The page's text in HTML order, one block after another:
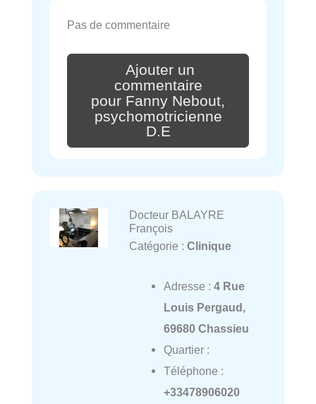
Pas de commentaire
Ajouter un
commentaire
pour Fanny Nebout,
psychomotricienne
D.E
Docteur BALAYRE
François
Catégorie : Clinique
Adresse : 4 Rue
Louis Pergaud,
69680 Chassieu
Quartier :
Téléphone :
+33478906020